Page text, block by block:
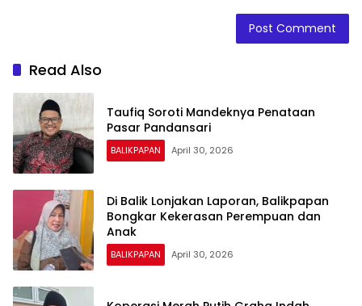
Read Also
Taufiq Soroti Mandeknya Penataan
Pasar Pandansari
BALIKPAPAN April 30, 2026
Di Balik Lonjakan Laporan, Balikpapan
Bongkar Kekerasan Perempuan dan
Anak
BALIKPAPAN April 30, 2026